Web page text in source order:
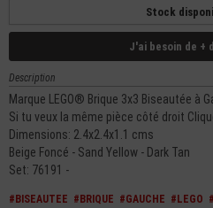
Stock
J'ai besoin de +
Description
Marque LEGO® Brique 3x3 Biseautée à
Si tu veux la même pièce côté droit
Dimensions: 2.4x2.4x1.1 cms
Beige Foncé - Sand Yellow - Dark Tan
Set: 76191 -
#BISEAUTEE #BRIQUE #GAUCHE #LEGO